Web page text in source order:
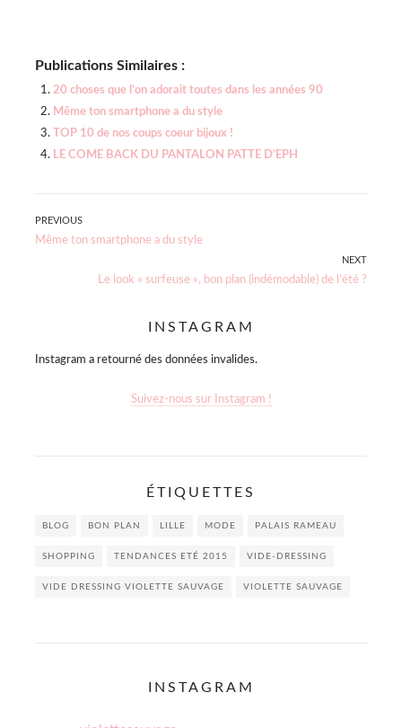
Publications Similaires :
20 choses que l’on adorait toutes dans les années 90
Même ton smartphone a du style
TOP 10 de nos coups coeur bijoux !
LE COME BACK DU PANTALON PATTE D’EPH
Navigation
PREVIOUS
Previous
Même ton smartphone a du style
NEXT
Next
Le look « surfeuse », bon plan (indémodable) de l’été ?
INSTAGRAM
Instagram a retourné des données invalides.
Suivez-nous sur Instagram !
ÉTIQUETTES
BLOG BON PLAN LILLE MODE PALAIS RAMEAU
SHOPPING TENDANCES ETÉ 2015 VIDE-DRESSING
VIDE DRESSING VIOLETTE SAUVAGE VIOLETTE SAUVAGE
INSTAGRAM